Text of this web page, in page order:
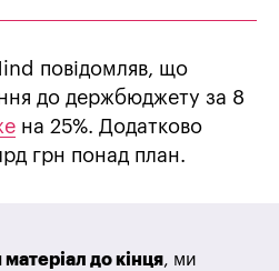
повідомляв, що
до держбюджету за 8
на 25%. Додатково
грн понад план.
до кінця, ми